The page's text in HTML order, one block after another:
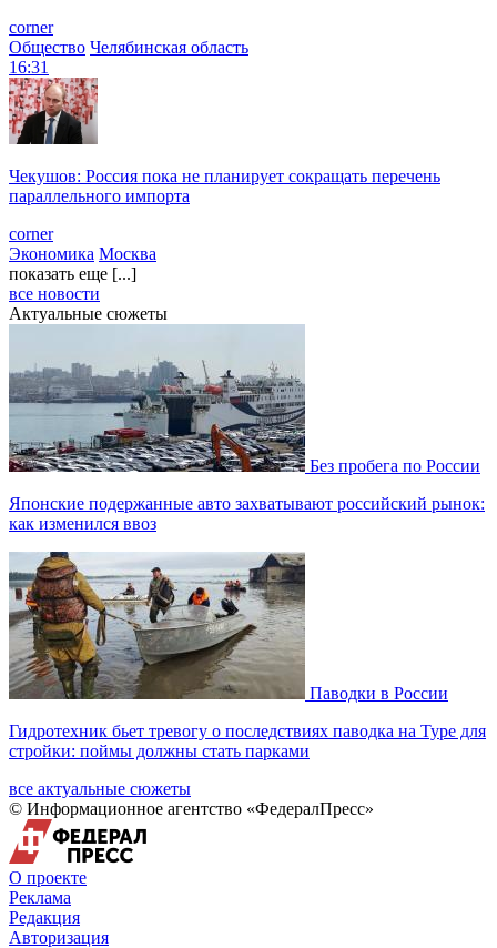
corner
Общество Челябинская область
16:31
Чекушов: Россия пока не планирует сокращать перечень
параллельного импорта
corner
Экономика Москва
показать еще [...]
все новости
Актуальные сюжеты
Без пробега по России
Японские подержанные авто захватывают российский рынок:
как изменился ввоз
Паводки в России
Гидротехник бьет тревогу о последствиях паводка на Туре для
стройки: поймы должны стать парками
все актуальные сюжеты
© Информационное агентство «ФедералПресс»
О проекте
Реклама
Редакция
Авторизация